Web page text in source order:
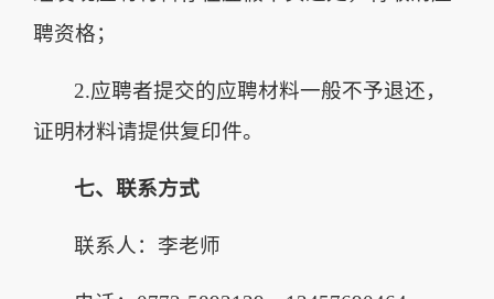
聘资格；
2.应聘者提交的应聘材料一般不予退还，
证明材料请提供复印件。
七、联系方式
联系人：李老师